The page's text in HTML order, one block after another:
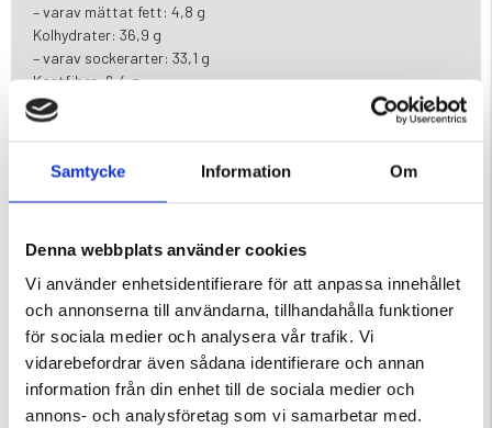
Samtycke Information Om
Denna webbplats använder cookies
Vi använder enhetsidentifierare för att anpassa innehållet
och annonserna till användarna, tillhandahålla funktioner
för sociala medier och analysera vår trafik. Vi
vidarebefordrar även sådana identifierare och annan
information från din enhet till de sociala medier och
annons- och analysföretag som vi samarbetar med.
– varav mättat fett: 4,8 g
Kolhydrater: 36,9 g
– varav sockerarter: 33,1 g
Kostfiber: 6,4 g
Protein: 17,7 g
Salt: 0,9 g
Allergener
Förvaras svalt och torrt.
Nettovikt
50 g
Varumärke